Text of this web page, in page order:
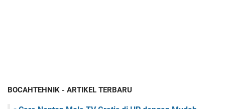
BOCAHTEHNIK - ARTIKEL TERBARU